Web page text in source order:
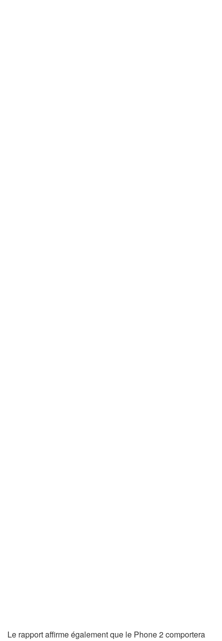
Le rapport affirme également que le Phone 2 comportera